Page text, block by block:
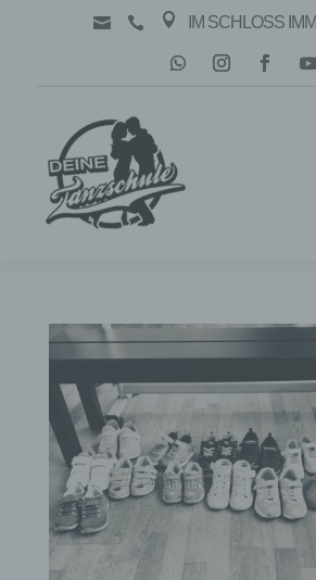
   IM SCHLOSS